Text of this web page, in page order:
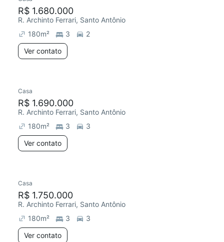
R$ 1.680.000
R. Archinto Ferrari, Santo Antônio
180m² 3
2
Ver contato
Casa
R$ 1.690.000
R. Archinto Ferrari, Santo Antônio
180m² 3
3
Ver contato
Casa
R$ 1.750.000
R. Archinto Ferrari, Santo Antônio
180m² 3
3
Ver contato